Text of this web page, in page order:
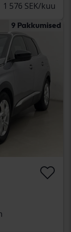
1 576 SEK/kuu
9 Pakkumised